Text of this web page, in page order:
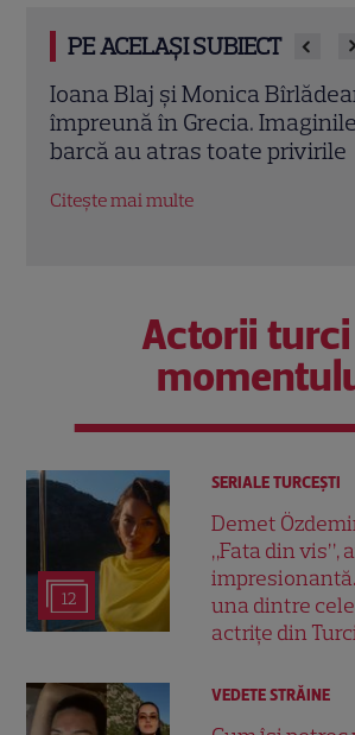
PE ACELAȘI SUBIECT
Ioana Blaj și Monica
împreună în Grecia.
barcă au atras toate privirile
Citește mai multe
Actorii
12
SERIALE TURCEŞTI
Demet
„Fata din vis”,
una dintre
actrițe din
VEDETE STRĂINE